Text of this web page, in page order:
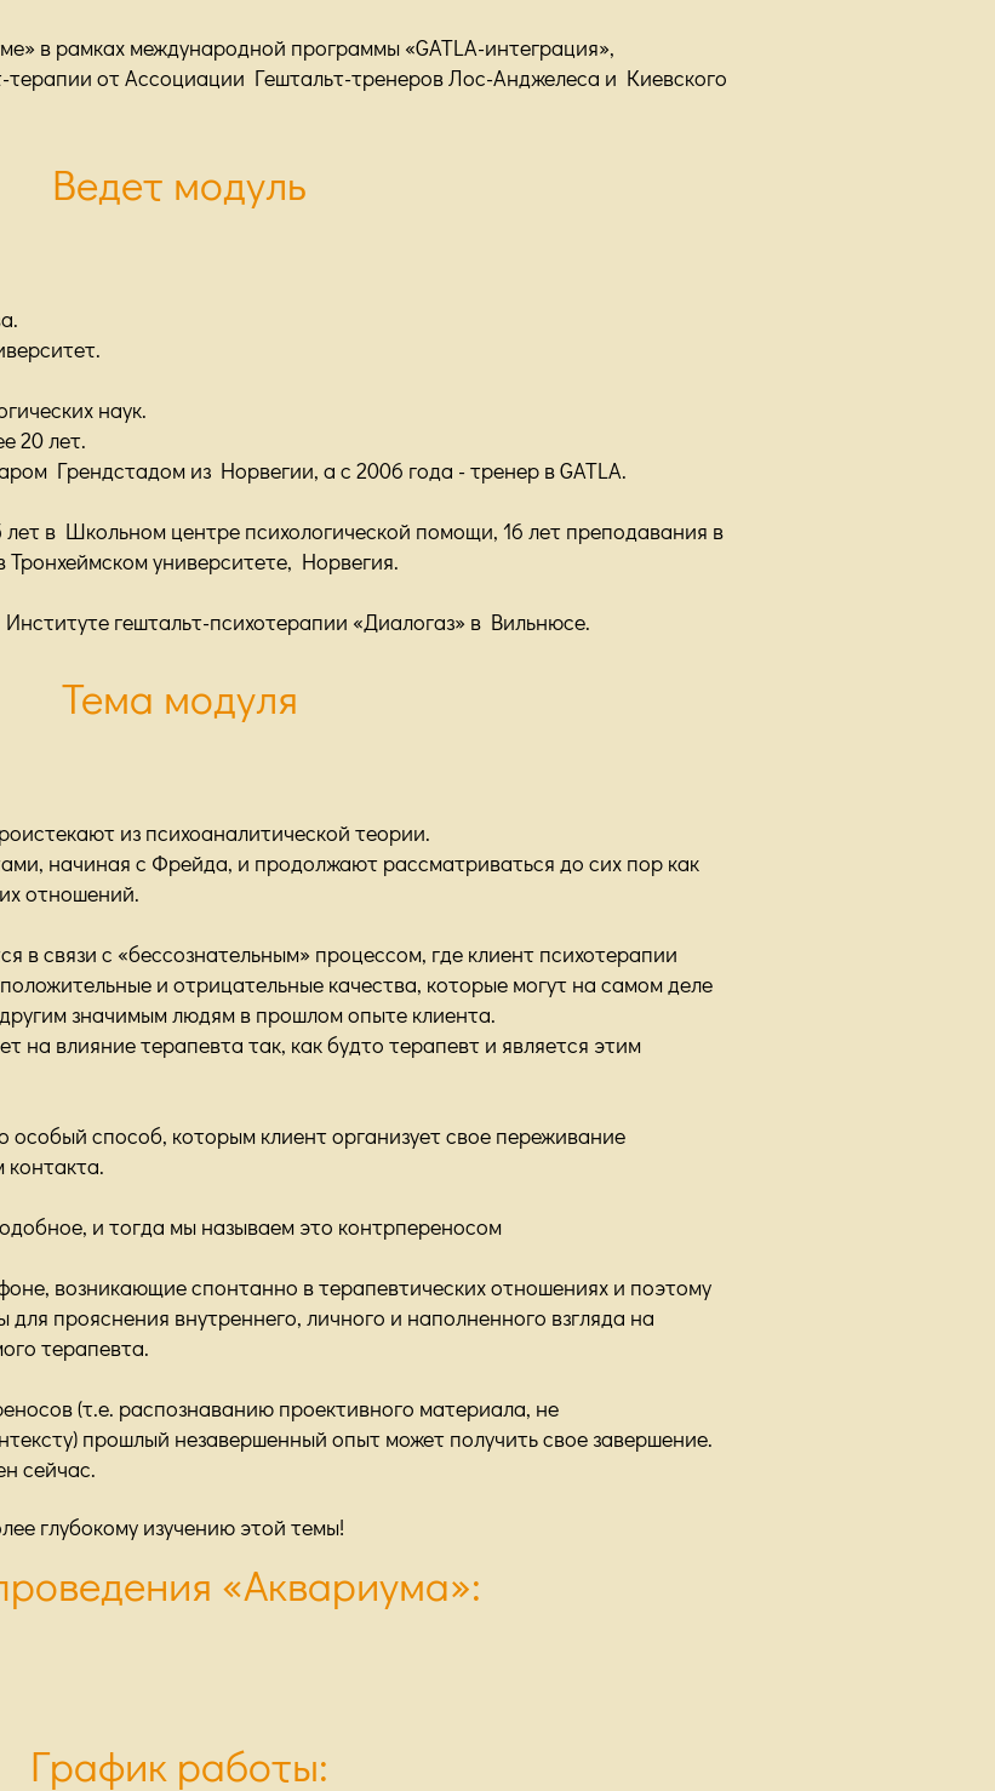
в рамках международной программы «GATLA-интеграция»,
от Ассоциации Гештальт-тренеров Лос-Анджелеса и Киевского
Ведет модуль
наук.
20 лет.
Грендстадом из Норвегии, а с 2006 года - тренер в GATLA.
в Школьном центре психологической помощи, 16 лет преподавания в
университете, Норвегия.
гештальт-психотерапии «Диалогаз» в Вильнюсе.
Тема модуля
из психоаналитической теории.
начиная с Фрейда, и продолжают рассматриваться до сих пор как
отношений.
в связи с «бессознательным» процессом, где клиент психотерапии
и отрицательные качества, которые могут на самом деле
значимым людям в прошлом опыте клиента.
на влияние терапевта так, как будто терапевт и является этим
особый способ, которым клиент организует свое переживание
и тогда мы называем это контрпереносом
возникающие спонтанно в терапевтических отношениях и поэтому
прояснения внутреннего, личного и наполненного взгляда на
терапевта.
(т.е. распознаванию проективного материала, не
прошлый незавершенный опыт может получить свое завершение.
сейчас.
глубокому изучению этой темы!
«Аквариума»:
График работы: